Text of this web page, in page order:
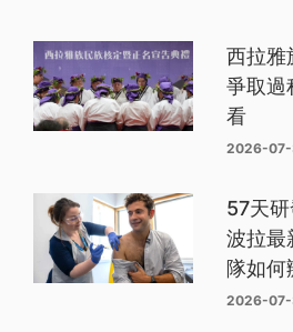
西拉雅
爭取過
看
2026-
57天
波拉最
隊如何
2026-